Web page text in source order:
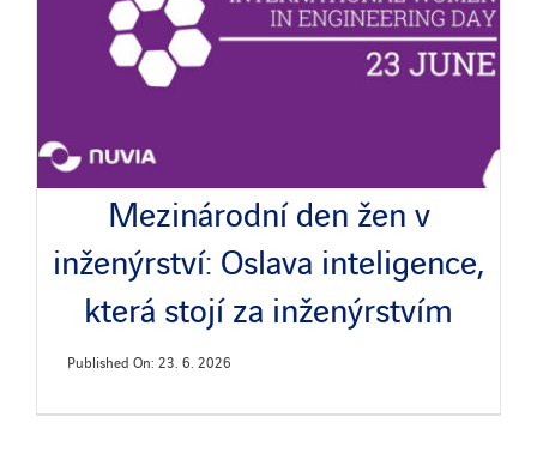
Mezinárodní den žen v
inženýrství: Oslava inteligence,
která stojí za inženýrstvím
Published On: 23. 6. 2026